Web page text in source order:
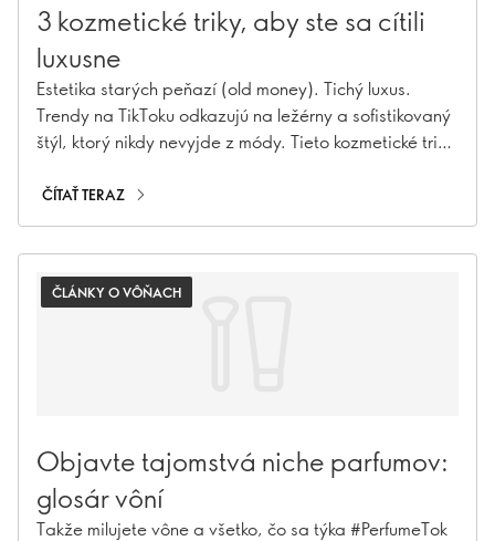
3 kozmetické triky, aby ste sa cítili
luxusne
Estetika starých peňazí (old money). Tichý luxus.
Trendy na TikToku odkazujú na ležérny a sofistikovaný
štýl, ktorý nikdy nevyjde z módy. Tieto kozmetické triky
luxusu.
ČÍTAŤ TERAZ
ČLÁNKY O VÔŇACH
Objavte tajomstvá niche parfumov:
glosár vôní
Takže milujete vône a všetko, čo sa týka #PerfumeTok